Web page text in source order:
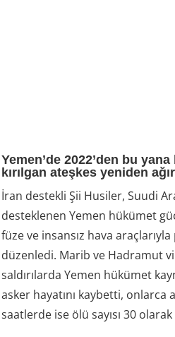
Yemen’de 2022’den bu
kırılgan ateşkes yeniden
İran destekli Şii Husiler, Suudi
desteklenen Yemen hükümet
füze ve insansız hava araçlarıyla
düzenledi. Marib ve Hadramut
saldırılarda Yemen hükümet
asker hayatını kaybetti, onlarca
saatlerde ise ölü sayısı 30 olarak